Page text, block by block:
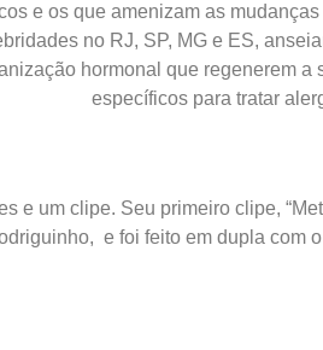
e os que amenizam as
no RJ, SP, MG e ES,
hormonal que regenerem a
específicos para tratar
e um clipe. Seu primeiro clipe,
e foi feito em dupla com